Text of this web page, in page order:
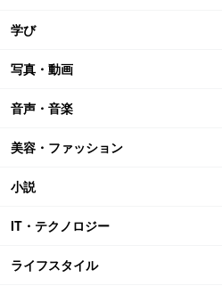
学び
写真・動画
音声・音楽
美容・ファッション
小説
IT・テクノロジー
ライフスタイル